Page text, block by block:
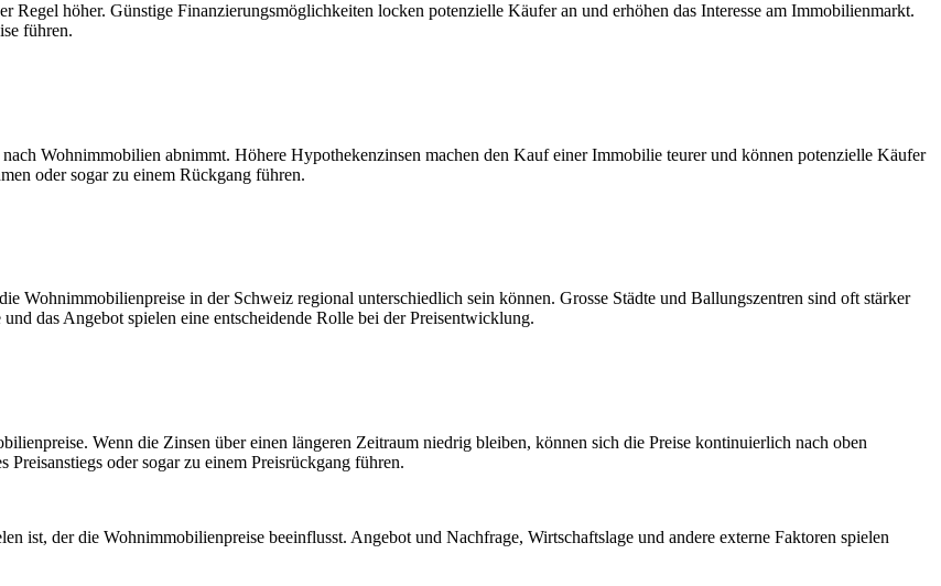
höher. Günstige Finanzierungsmöglichkeiten locken potenzielle Käufer an und erhöhen das Interesse am Immobilienmarkt.
führen.
Wohnimmobilien abnimmt. Höhere Hypothekenzinsen machen den Kauf einer Immobilie teurer und können potenzielle Käufer
oder sogar zu einem Rückgang führen.
Wohnimmobilienpreise in der Schweiz regional unterschiedlich sein können. Grosse Städte und Ballungszentren sind oft stärker
das Angebot spielen eine entscheidende Rolle bei der Preisentwicklung.
Wenn die Zinsen über einen längeren Zeitraum niedrig bleiben, können sich die Preise kontinuierlich nach oben
oder sogar zu einem Preisrückgang führen.
ist, der die Wohnimmobilienpreise beeinflusst. Angebot und Nachfrage, Wirtschaftslage und andere externe Faktoren spielen